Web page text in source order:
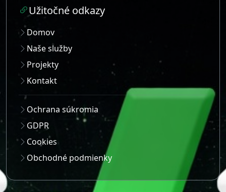
GDPR
Cookies
Obchodné podmienky
Rýchly kontakt
Máte otázku alebo potrebujete poradiť? Ozvite
sa nám prostredníctvom možností nižšie - radi
vám pomôžeme.
info@joto.sk
Telefón:
+421948100119